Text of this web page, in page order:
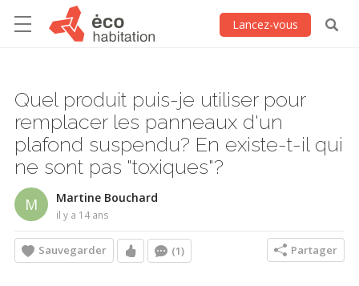
Lancez-vous
Quel produit puis-je utiliser pour
remplacer les panneaux d'un
plafond suspendu? En existe-t-il qui
ne sont pas "toxiques"?
M Martine Bouchard
il y a 14 ans
Sauvegarder (1) Partager